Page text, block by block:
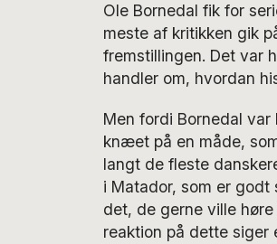
Ole Bornedal fik for
meste af kritikken gik
fremstillingen. Det var
handler om, hvordan
Men fordi Bornedal
knæet på en måde,
langt de fleste
i Matador, som er
det, de gerne ville
reaktion på dette siger